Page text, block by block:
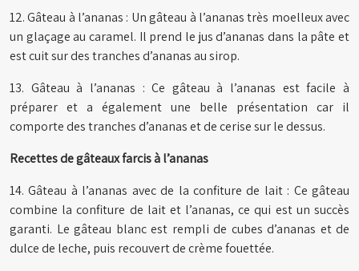
12. Gâteau à l’ananas : Un gâteau à l’ananas très moelleux avec
un glaçage au caramel. Il prend le jus d’ananas dans la pâte et
est cuit sur des tranches d’ananas au sirop.
13. Gâteau à l’ananas : Ce gâteau à l’ananas est facile à
préparer et a également une belle présentation car il
comporte des tranches d’ananas et de cerise sur le dessus.
Recettes de gâteaux farcis à l’ananas
14. Gâteau à l’ananas avec de la confiture de lait : Ce gâteau
combine la confiture de lait et l’ananas, ce qui est un succès
garanti. Le gâteau blanc est rempli de cubes d’ananas et de
dulce de leche, puis recouvert de crème fouettée.